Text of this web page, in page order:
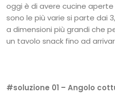
oggi è di avere cucine aperte
sono le più varie si parte dai
a dimensioni più grandi che
un tavolo snack fino ad
#soluzione 01 – Angolo